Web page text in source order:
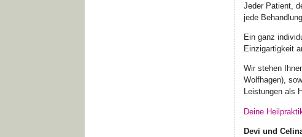
Jeder Patient,
jede
Ein ganz
Einzigartigkeit
Wir stehen
Wolfhagen),
Leistungen als
Deine
Devi und